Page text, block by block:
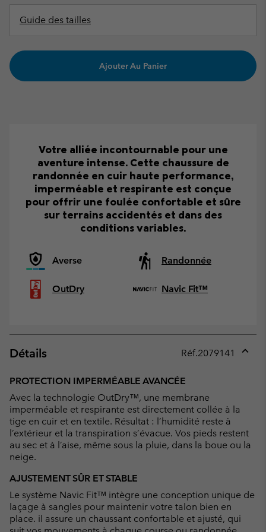
Guide des tailles
Ajouter Au Panier
Votre alliée incontournable pour une
aventure intense. Cette chaussure de
randonnée en cuir haute performance,
imperméable et respirante est conçue
pour offrir une foulée confortable et sûre
sur terrains accidentés et dans des
conditions variables.
Averse Randonnée
OutDry Navic Fit™
Détails Réf.2079141
PROTECTION IMPERMÉABLE AVANCÉE
Avec la technologie OutDry™, une membrane
imperméable et respirante est directement collée à la
tige en cuir et en textile. Résultat : l’humidité reste à
l’extérieur et la transpiration s’évacue. Vos pieds restent
au sec et à l’aise, même sous la pluie, dans la boue ou la
neige.
AJUSTEMENT SÛR ET STABLE
Le système Navic Fit™ intègre une conception unique de
laçage à sangles pour maintenir votre talon bien en
place. il assure un chaussant confortable et ajusté, qui